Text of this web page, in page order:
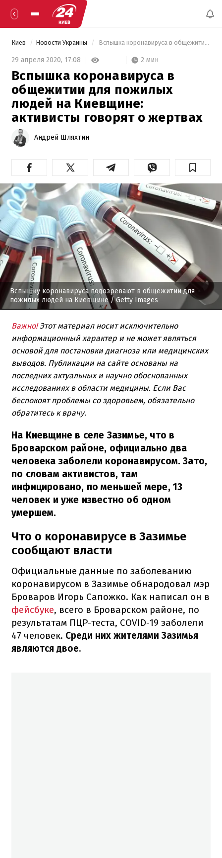
Киев Новости Украины Вспышка коронавируса в общежитии для пожилых людей на Киевщине: активисты говорят о жертвах
29 апреля 2020, 17:08 2 мин
Вспышка коронавируса в
общежитии для пожилых
людей на Киевщине:
активисты говорят о жертвах
Андрей Шляхтин
Вспышку коронавируса подозревают в общежитии для
пожилых людей на Киевщине/ Getty Images
Важно!Этот материал носит исключительно
информационный характер и не может являться
основой для постановки диагноза или медицинских
выводов. Публикации на сайте основаны на
последних актуальных и научно обоснованных
исследованиях в области медицины. Если Вас
беспокоят проблемы со здоровьем, обязательно
обратитесь к врачу.
На Киевщине в селе Зазимье, что в
Броварском районе, официально два
человека заболели коронавирусом. Зато,
по словам активистов, там
инфицировано, по меньшей мере, 13
человек и уже известно об одном
умершем.
Что о коронавирусе в Зазимье
сообщают власти
Официальные данные по заболеванию
коронавирусом в Зазимье обнародовал мэр
Броваров Игорь Сапожко. Как написал он в
фейсбуке, всего в Броварском районе, по
результатам ПЦР-теста, COVID-19 заболели
47 человек. Среди них жителями Зазимья
являются двое.